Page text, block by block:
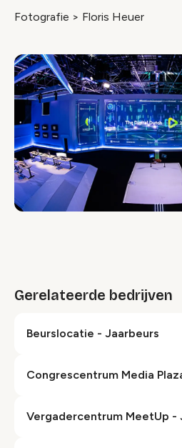
Fotografie > Floris Heuer
Gerelateerde bedrijven
Beurslocatie - Jaarbeurs
Congrescentrum Media
Ver­ga­der­centrum MeetUp -